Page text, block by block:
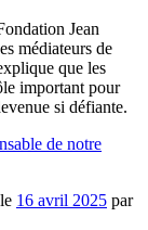
Jean
médiateurs de
que les
important pour
si défiante.
de notre
le 16 avril 2025 par